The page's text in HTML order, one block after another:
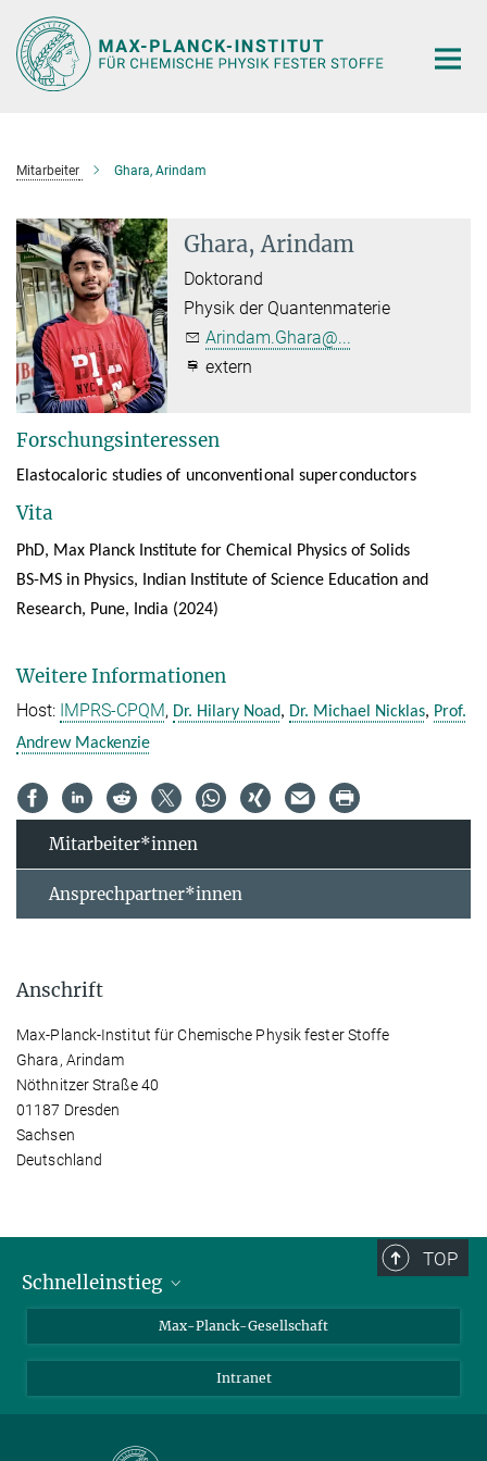
Hauptinhalt
Mitarbeiter Ghara, Arindam
Ghara, Arindam
Doktorand
Physik der Quantenmaterie
Arindam.Ghara@...
extern
Forschungsinteressen
Elastocaloric studies of unconventional superconductors
Vita
PhD, Max Planck Institute for Chemical Physics of Solids
BS-MS in Physics, Indian Institute of Science Education and
Research, Pune, India (2024)
Weitere Informationen
Host: IMPRS-CPQM, Dr. Hilary Noad, Dr. Michael Nicklas, Prof.
Andrew Mackenzie
Mitarbeiter*innen
Ansprechpartner*innen
Anschrift
Max-Planck-Institut für Chemische Physik fester Stoffe
Ghara, Arindam
Nöthnitzer Straße 40
01187 Dresden
Sachsen
Deutschland
TOP
Schnelleinstieg
Ansprechpartner*innen
Presse- und Öffentlichkeitsarbeit
Max-Planck-Gesellschaft
Intranet